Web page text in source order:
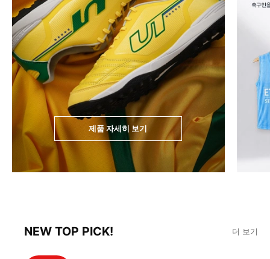
제품 자세히 보기
NEW TOP PICK! 더 보기